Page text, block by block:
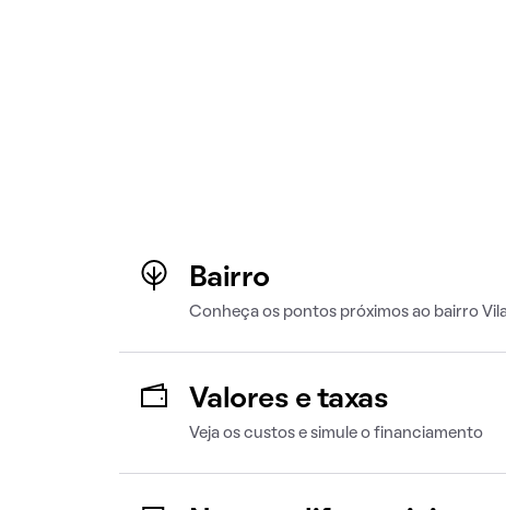
Bairro
Conheça os pontos próximos ao bairro
Valores e taxas
Veja os custos e simule o financiamento